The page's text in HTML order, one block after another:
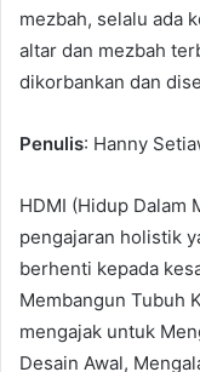
mezbah, selalu ada
altar dan mezbah
dikorbankan dan
Penulis: Hanny
HDMI (Hidup Dalam
pengajaran holistik
berhenti kepada
Membangun Tubuh
mengajak untuk
Desain Awal,